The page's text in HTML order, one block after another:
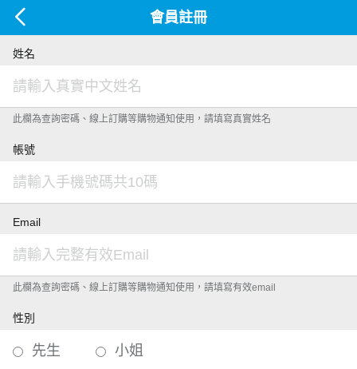
會員註冊
姓名
此欄為查詢密碼、線上訂購等購物通知使用，請填寫真實姓名
帳號
Email
此欄為查詢密碼、線上訂購等購物通知使用，請填寫有效email
性別
先生 小姐